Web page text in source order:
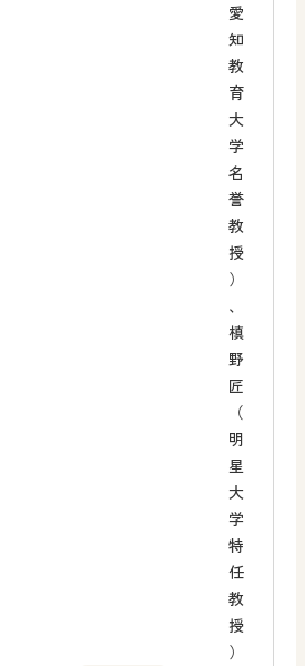
愛
知
教
育
大
学
名
誉
教
授
）
、
槙
野
匠
（
明
星
大
学
特
任
教
授
）